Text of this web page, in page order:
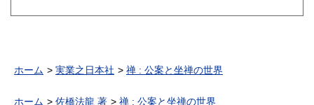
ホーム 実業之日本社 禅 : 公案と坐禅の世界
ホーム 佐橋法龍 著 禅 : 公案と坐禅の世界